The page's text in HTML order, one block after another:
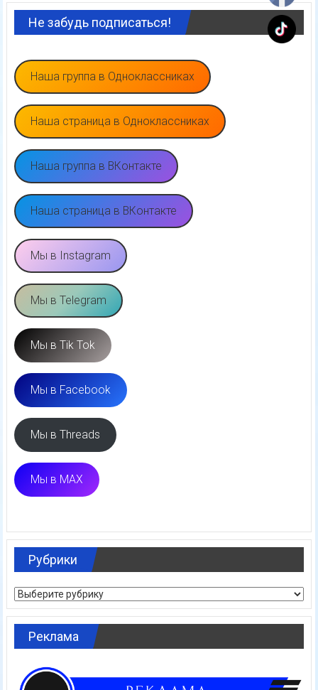
Не забудь подписаться!
Наша группа в Одноклассниках
Наша страница в Одноклассниках
Наша группа в ВКонтакте
Наша страница в ВКонтакте
Мы в Instagram
Мы в Telegram
Мы в Tik Tok
Мы в Facebook
Мы в Threads
Мы в MAX
Рубрики
Рубрики
Реклама